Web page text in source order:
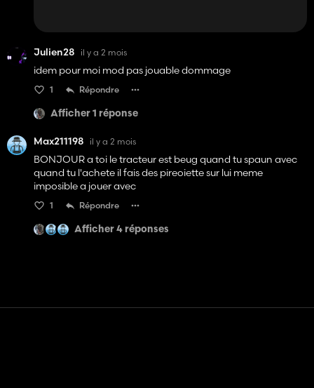
Julien28 il y a 2 mois
idem pour moi mod pas jouable dommage
1 Répondre
Afficher 1 réponse
Max211198 il y a 2 mois
BONJOUR a toi le tracteur est beug quand tu spaun avec
quand tu l'achete il fais des pireoiette sur lui meme
imposible a jouer avec
1 Répondre
Afficher 4 réponses